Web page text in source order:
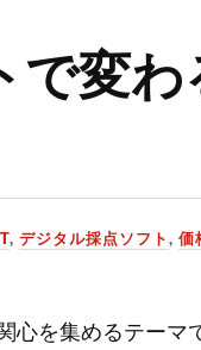
で変わ
,デジタル採点ソフト,価
を集めるテーマ